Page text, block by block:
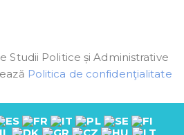
Studii Politice și Administrative
Politica de confidenţialitate